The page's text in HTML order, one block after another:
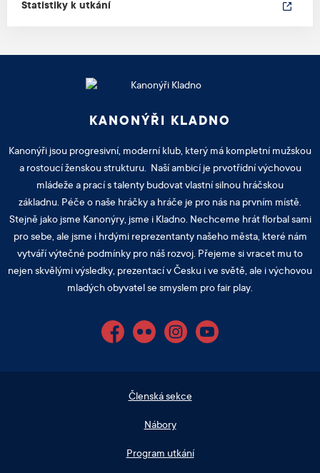
Statistiky k utkání
KANONÝŘI KLADNO
Kanonýři jsou progresivní, moderní klub, který má kompletní mužskou
a rostoucí ženskou strukturu. Naší ambicí je prvotřídní výchovou
mládeže a prací s talenty budovat vlastní silnou hráčskou
základnu. Péče o naše hráčky a hráče je pro nás na prvním místě.
Stejně jako jsme Kanonýry, jsme i Kladno. Nechceme hrát florbal sami
pro sebe, ale jsme i hrdými reprezentanty našeho města, které nám
vytváří výtečné podmínky pro náš rozvoj. Přejeme si vracet mu to
nejen skvělými výsledky, prezentací v Česku i ve světě, ale i výchovou
mladých obyvatel se smyslem pro fair play.
FacebookFlickr InstagramYouTube
Členská sekce
Nábory
Program utkání